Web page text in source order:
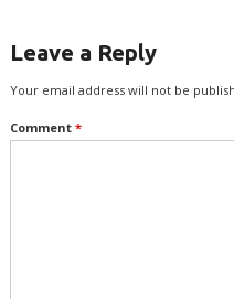
Leave a Reply
Your email address will not be
Comment *